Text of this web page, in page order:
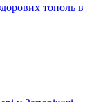
тополь в